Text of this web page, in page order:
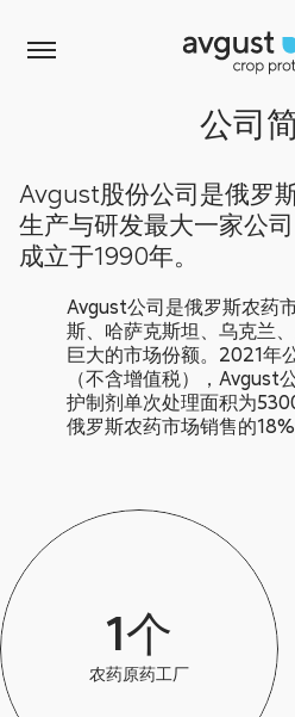
公司
Avgust股份公司是俄罗
生产与研发最大一家公
成立于1990年。
Avgust公司是俄罗斯农药
斯、哈萨克斯坦、乌克兰
巨大的市场份额。2021年
（不含增值税），Avgust
护制剂单次处理面积为
俄罗斯农药市场销售的18%
1个
农药原药工厂